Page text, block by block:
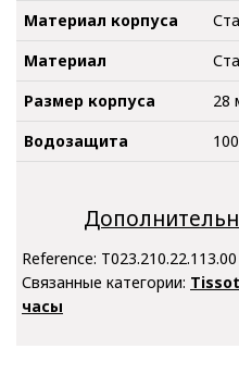
Материал корпуса
Материал
Размер корпуса
28
Водозащита
Reference: T023.210.22.113.00
Связанные категории: Tissot
часы